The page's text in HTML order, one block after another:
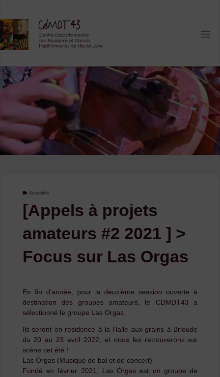
content
Actualités
[Appels à projets
amateurs #2 2021 ] >
Focus sur Las Orgas
En fin d’année, pour la deuxième session ouverte à
destination des groupes amateurs, le CDMDT43 a
sélectionné le groupe Las Orgas.
Ils seront en résidence à la Halle aux grains à Brioude
du 20 au 23 avril 2022, et nous les retrouverons sur
scène cet été !
Las Òrgas (Musique de bal et de concert)
Fondé en février 2021, Las Òrgas est un groupe de